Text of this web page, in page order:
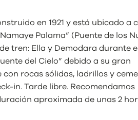
en 1921 y está ubicado a
Palama” (Puente de los
tren: Ella y Demodara durante el
del Cielo” debido a su gran
rocas sólidas, ladrillos y
in. Tarde libre. Recomendamos
aproximada de unas 2